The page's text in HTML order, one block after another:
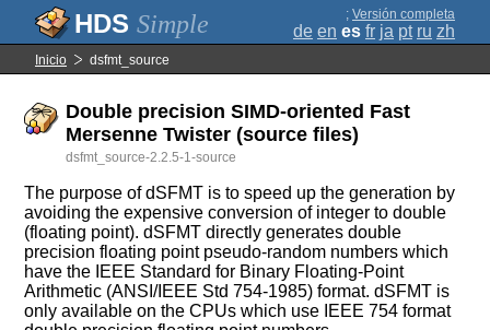
Simple ; Versión completa
de en es fr ja pt ru zh
Inicio dsfmt_source
Double precision SIMD-oriented Fast
Mersenne Twister (source files)
dsfmt_source-2.2.5-1-source
The purpose of dSFMT is to speed up the generation by
avoiding the expensive conversion of integer to double
(floating point). dSFMT directly generates double
precision floating point pseudo-random numbers which
have the IEEE Standard for Binary Floating-Point
Arithmetic (ANSI/IEEE Std 754-1985) format. dSFMT is
only available on the CPUs which use IEEE 754 format